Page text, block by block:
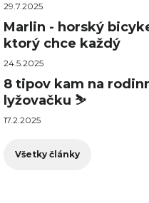
29.7.2025
Marlin - horský
ktorý chce každý
24.5.2025
8 tipov kam na
lyžovačku ⛷️
17.2.2025
Všetky články